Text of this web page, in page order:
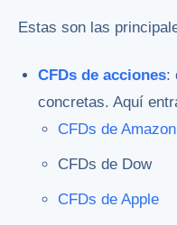
Estas son las
CFDs de acciones:
concretas. Aquí
CFDs de Amazon
CFDs de Dow
CFDs de Apple